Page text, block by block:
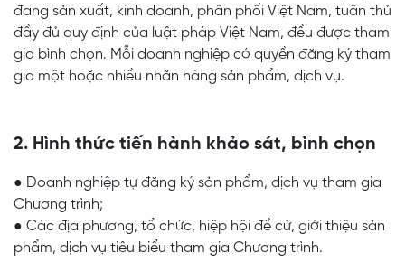
đang sản xuất, kinh doanh, phân phối Việt Nam, tuân thủ
đầy đủ quy định của luật pháp Việt Nam, đều được tham
gia bình chọn. Mỗi doanh nghiệp có quyền đăng ký tham
gia một hoặc nhiều nhãn hàng sản phẩm, dịch vụ.
2. Hình thức tiến hành khảo sát, bình chọn
● Doanh nghiệp tự đăng ký sản phẩm, dịch vụ tham gia
Chương trình;
● Các địa phương, tổ chức, hiệp hội đề cử, giới thiệu sản
phẩm, dịch vụ tiêu biểu tham gia Chương trình.